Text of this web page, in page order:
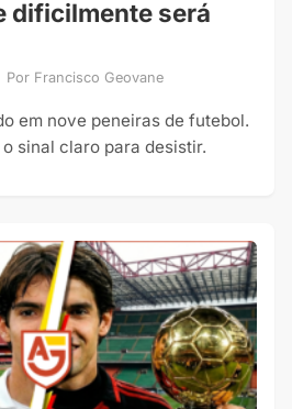
dificilmente será
Por Francisco Geovane
em nove peneiras de futebol.
sinal claro para desistir.